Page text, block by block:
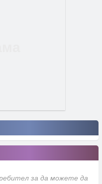
за да можете да